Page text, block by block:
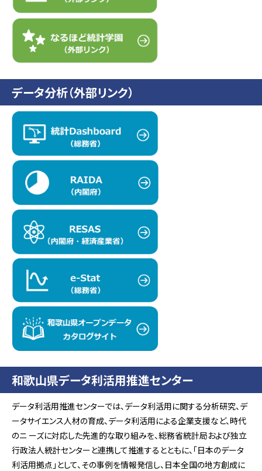
データ分析（外部リンク）
和歌山県データ利活用推進センター
データ利活用推進センターでは、データ利活用に関する分析研究、デ
ータサイエンス人材の育成、データ利活用による企業支援など、時代
のニ ーズに対応した先進的な取り組みを、総務省統計局および独立
行政法人統計センターと連携して推進するとともに、「日本のデータ
利活用拠点」として、その事例を情報発信し、日本全国の地方創成に